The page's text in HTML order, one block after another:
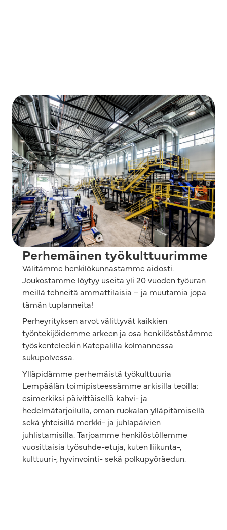
Perhemäinen työkulttuurimme
Välitämme henkilökunnastamme aidosti.
Joukostamme löytyy useita yli 20 vuoden työuran
meillä tehneitä ammattilaisia – ja muutamia jopa
tämän tuplanneita!
Perheyrityksen arvot välittyvät kaikkien
työntekijöidemme arkeen ja osa henkilöstöstämme
työskenteleekin Katepalilla kolmannessa
sukupolvessa.
Ylläpidämme perhemäistä työkulttuuria
Lempäälän toimipisteessämme arkisilla teoilla:
esimerkiksi päivittäisellä kahvi- ja
hedelmätarjoilulla, oman ruokalan ylläpitämisellä
sekä yhteisillä merkki- ja juhlapäivien
juhlistamisilla. Tarjoamme henkilöstöllemme
vuosittaisia työsuhde-etuja, kuten liikunta-,
kulttuuri-, hyvinvointi- sekä polkupyöräedun.